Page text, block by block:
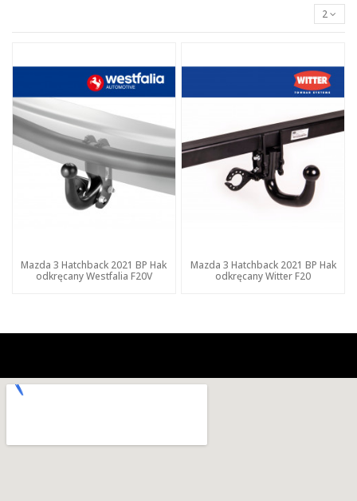
2
Mazda 3 Hatchback 2021 BP Hak
odkręcany Westfalia F20V
Mazda 3 Hatchback 2021 BP Hak
odkręcany Witter F20